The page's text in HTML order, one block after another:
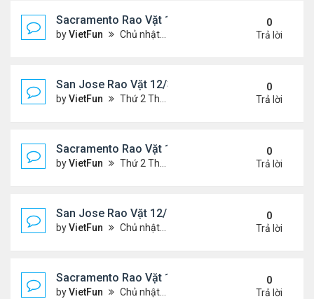
Sacramento Rao Vặt 1/7/21- 1/14/22
byVietFun Chủ nhật Tháng 1 09, 2022 10:02 pm
0
Trả lời
San Jose Rao Vặt 12/31/21- 1/7/22
byVietFun Thứ 2 Tháng 1 03, 2022 8:29 pm
0
Trả lời
Sacramento Rao Vặt 12/31/21- 1/7/22
byVietFun Thứ 2 Tháng 1 03, 2022 8:25 pm
0
Trả lời
San Jose Rao Vặt 12/24/21- 12/31/21
byVietFun Chủ nhật Tháng 12 26, 2021 7:26 pm
0
Trả lời
Sacramento Rao Vặt 12/24/21- 12/31/21
byVietFun Chủ nhật Tháng 12 26, 2021 7:21 pm
0
Trả lời